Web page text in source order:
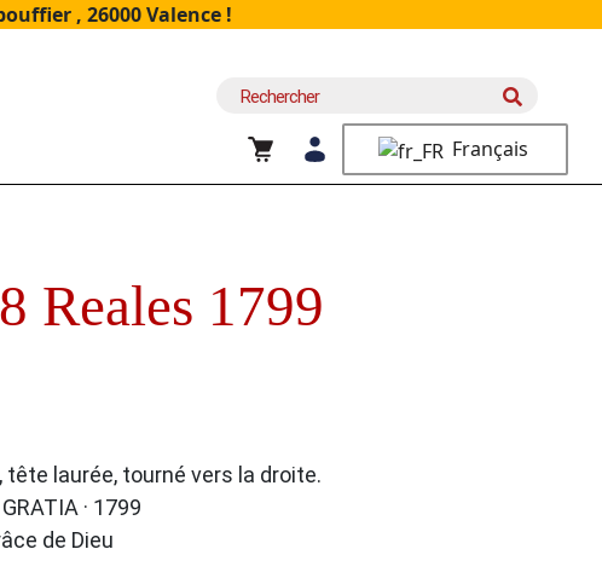
, 26000 Valence !
Recherche
Français
Reales 1799
laurée, tourné vers la droite.
GRATIA · 1799
de Dieu